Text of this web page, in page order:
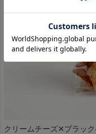
クリームチーズ✕ブラッ